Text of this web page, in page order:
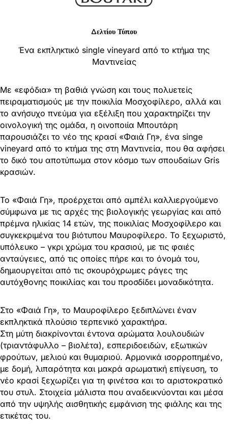
Δελτίου Τύπου
Ένα εκπληκτικό single vineyard από το κτήμα της
Μαντινείας
Με «εφόδια» τη βαθιά γνώση και τους πολυετείς
πειραματισμούς με την ποικιλία Μοσχοφίλερο, αλλά και
το ανήσυχο πνεύμα για εξέλιξη που χαρακτηρίζει την
οινολογική της ομάδα, η οινοποιία Μπουτάρη
παρουσιάζει τo νέο της κρασί «Φαιά Γη», ένα singe
vineyard από το κτήμα της στη Μαντινεία, που θα αφήσει
το δικό του αποτύπωμα στον κόσμο των σπουδαίων Gris
κρασιών.
To «Φαιά Γη», προέρχεται από αμπέλι καλλιεργούμενο
σύμφωνα με τις αρχές της βιολογικής γεωργίας και από
πρέμνα ηλικίας 14 ετών, της ποικιλίας Μοσχοφίλερο και
συγκεκριμένα του βιότυπου Μαυροφίλερο. Το ξεχωριστό,
υπόλευκο – γκρι χρώμα του κρασιού, με τις φαιές
ανταύγειες, από τις οποίες πήρε και το όνομά του,
δημιουργείται από τις σκουρόχρωμες ράγες της
αυτόχθονης ποικιλίας και του προσδίδει μοναδικότητα.
Στο «Φαιά Γη», το Μαυροφίλερο ξεδιπλώνει έναν
εκπληκτικά πλούσιο τερπενικό χαρακτήρα.
Στη μύτη διακρίνονται έντονα αρώματα λουλουδιών
(τριαντάφυλλο – βιολέτα), εσπεριδοειδών, εξωτικών
φρούτων, μελιού και θυμαριού. Αρμονικά ισορροπημένο,
με δομή, λιπαρότητα και μακρά αρωματική επίγευση, το
νέο κρασί ξεχωρίζει για τη φινέτσα και το αριστοκρατικό
του στυλ. Στοιχεία μάλιστα που αναδεικνύονται και μέσα
από την υψηλής αισθητικής εμφάνιση της φιάλης και της
ετικέτας του.